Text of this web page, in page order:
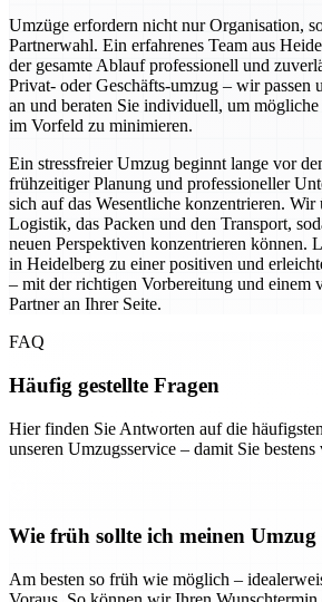
Umzüge erfordern nicht nur Organisation,
Partnerwahl. Ein erfahrenes Team aus
der gesamte Ablauf professionell und
Privat- oder Geschäfts-umzug – wir passen
an und beraten Sie individuell, um mögliche
im Vorfeld zu minimieren.
Ein stressfreier Umzug beginnt lange vor
frühzeitiger Planung und professioneller
sich auf das Wesentliche konzentrieren. Wir
Logistik, das Packen und den Transport,
neuen Perspektiven konzentrieren können.
in Heidelberg zu einer positiven und
– mit der richtigen Vorbereitung und einem
Partner an Ihrer Seite.
FAQ
Häufig gestellte Fragen
Hier finden Sie Antworten auf die
unseren Umzugsservice – damit Sie bestens
Wie früh sollte ich meinen Umzug
Am besten so früh wie möglich –